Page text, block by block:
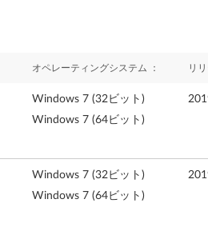
オペレーティングシステム ： リ
Windows 7 (32ビット)
Windows 7 (64ビット)
Windows 7 (32ビット)
Windows 7 (64ビット)